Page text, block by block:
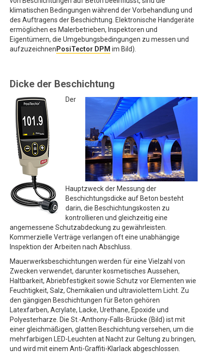
klimatischen Bedingungen während der Vorbehandlung und
des Auftragens der Beschichtung. Elektronische Handgeräte
ermöglichen es Malerbetrieben, Inspektoren und
Eigentümern, die Umgebungsbedingungen zu messen und
aufzuzeichnen PosiTector DPM im Bild).
Dicke der Beschichtung
Der
Hauptzweck der Messung der
Beschichtungsdicke auf Beton besteht
darin, die Beschichtungskosten zu
kontrollieren und gleichzeitig eine
angemessene Schutzabdeckung zu gewährleisten.
Kommerzielle Verträge verlangen oft eine unabhängige
Inspektion der Arbeiten nach Abschluss.
Mauerwerksbeschichtungen werden für eine Vielzahl von
Zwecken verwendet, darunter kosmetisches Aussehen,
Haltbarkeit, Abriebfestigkeit sowie Schutz vor Elementen wie
Feuchtigkeit, Salz, Chemikalien und ultraviolettem Licht. Zu
den gängigen Beschichtungen für Beton gehören
Latexfarben, Acrylate, Lacke, Urethane, Epoxide und
Polyesterharze. Die St.-Anthony-Falls-Brücke (Bild) ist mit
einer gleichmäßigen, glatten Beschichtung versehen, um die
mehrfarbigen LED-Leuchten at Nacht zur Geltung zu bringen,
und wird mit einem Anti-Graffiti-Klarlack abgeschlossen.